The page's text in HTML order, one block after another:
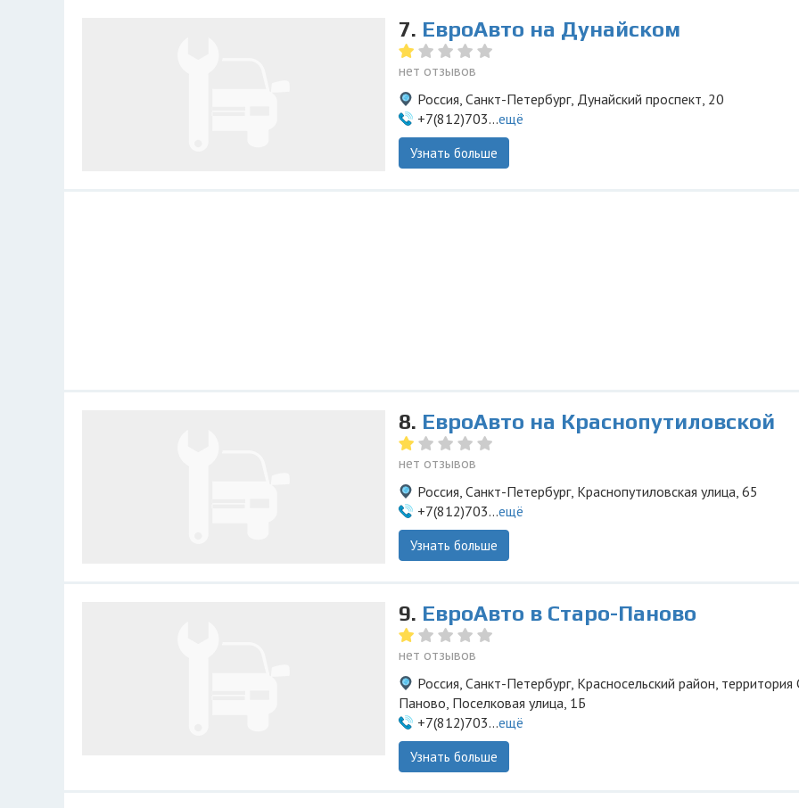
7. ЕвроАвто на Дунайском
нет отзывов
Россия, Санкт-Петербург, Дунайский проспект, 20
+7(812)703...ещё
Узнать больше
8. ЕвроАвто на Краснопутиловской
нет отзывов
Россия, Санкт-Петербург, Краснопутиловская улица, 65
+7(812)703...ещё
Узнать больше
9. ЕвроАвто в Старо-Паново
нет отзывов
Россия, Санкт-Петербург, Красносельский район, территория
Паново, Поселковая улица, 1Б
+7(812)703...ещё
Узнать больше